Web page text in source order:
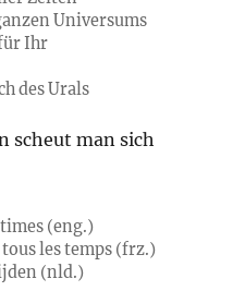
Universums
Ihr
des Urals
scheut man sich
(eng.)
tous les temps (frz.)
(nld.)